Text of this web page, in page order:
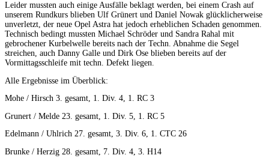
Leider mussten auch einige Ausfälle beklagt werden, bei einem Crash auf
unserem Rundkurs blieben Ulf Grünert und Daniel Nowak glücklicherweise
unverletzt, der neue Opel Astra hat jedoch erheblichen Schaden genommen.
Technisch bedingt mussten Michael Schröder und Sandra Rahal mit
gebrochener Kurbelwelle bereits nach der Techn. Abnahme die Segel
streichen, auch Danny Galle und Dirk Ose blieben bereits auf der
Vormittagsschleife mit techn. Defekt liegen.
Alle Ergebnisse im Überblick:
Mohe / Hirsch 3. gesamt, 1. Div. 4, 1. RC 3
Grunert / Melde 23. gesamt, 1. Div. 5, 1. RC 5
Edelmann / Uhlrich 27. gesamt, 3. Div. 6, 1. CTC 26
Brunke / Herzig 28. gesamt, 7. Div. 4, 3. H14